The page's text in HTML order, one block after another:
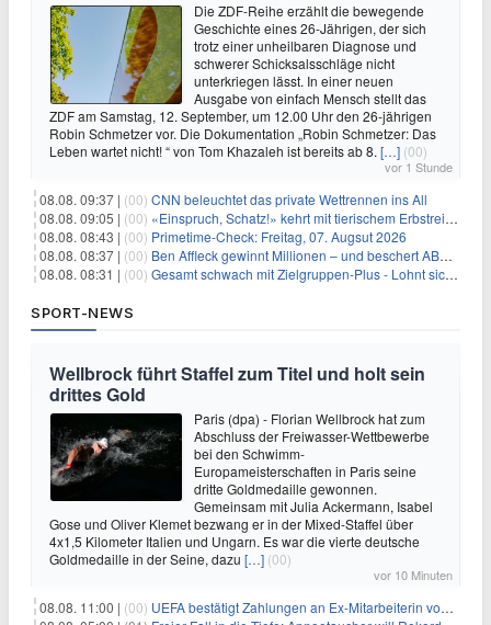
Die ZDF-Reihe erzählt die bewegende
Geschichte eines 26-Jährigen, der sich
trotz einer unheilbaren Diagnose und
schwerer Schicksalsschläge nicht
unterkriegen lässt. In einer neuen
Ausgabe von einfach Mensch stellt das
ZDF am Samstag, 12. September, um 12.00 Uhr den 26-jährigen
Robin Schmetzer vor. Die Dokumentation „Robin Schmetzer: Das
Leben wartet nicht! “ von Tom Khazaleh ist bereits ab 8. […] (00)
vor 1 Stunde
08.08. 09:37 | (00) CNN beleuchtet das private Wettrennen ins All
08.08. 09:05 | (00) «Einspruch, Schatz!» kehrt mit tierischem Erbstreit zurück
08.08. 08:43 | (00) Primetime-Check: Freitag, 07. Augsut 2026
08.08. 08:37 | (00) Ben Affleck gewinnt Millionen – und beschert ABC Top-Quoten
08.08. 08:31 | (00) Gesamt schwach mit Zielgruppen-Plus - Lohnt sich First Dates Hotel doch?
SPORT-NEWS
Wellbrock führt Staffel zum Titel und holt sein
drittes Gold
Paris (dpa) - Florian Wellbrock hat zum
Abschluss der Freiwasser-Wettbewerbe
bei den Schwimm-
Europameisterschaften in Paris seine
dritte Goldmedaille gewonnen.
Gemeinsam mit Julia Ackermann, Isabel
Gose und Oliver Klemet bezwang er in der Mixed-Staffel über
4x1,5 Kilometer Italien und Ungarn. Es war die vierte deutsche
Goldmedaille in der Seine, dazu […] (00)
vor 10 Minuten
08.08. 11:00 | (00) UEFA bestätigt Zahlungen an Ex-Mitarbeiterin von Infantino